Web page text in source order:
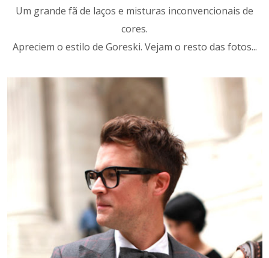
Um grande fã de laços e misturas inconvencionais de
cores.
Apreciem o estilo de Goreski. Vejam o resto das fotos...